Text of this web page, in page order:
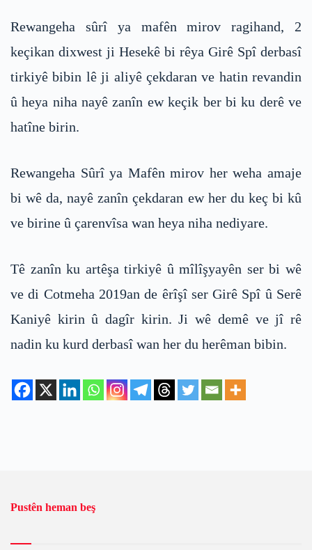
Rewangeha sûrî ya mafên mirov ragihand, 2
keçikan dixwest ji Hesekê bi rêya Girê Spî derbasî
tirkiyê bibin lê ji aliyê çekdaran ve hatin revandin
û heya niha nayê zanîn ew keçik ber bi ku derê ve
hatîne birin.
Rewangeha Sûrî ya Mafên mirov her weha amaje
bi wê da, nayê zanîn çekdaran ew her du keç bi kû
ve birine û çarenvîsa wan heya niha nediyare.
Tê zanîn ku artêşa tirkiyê û mîlîşyayên ser bi wê
ve di Cotmeha 2019an de êrîşî ser Girê Spî û Serê
Kaniyê kirin û dagîr kirin. Ji wê demê ve jî rê
nadin ku kurd derbasî wan her du herêman bibin.
Pustên heman beş